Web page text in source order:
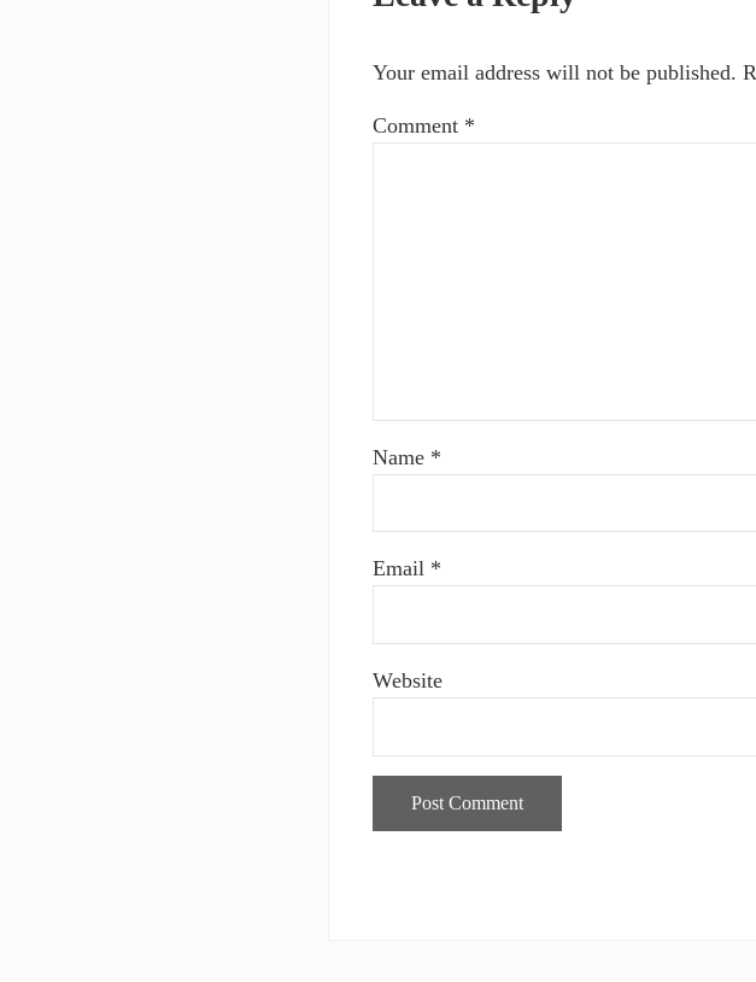
Your email address will not be published.
Comment *
Name *
Email *
Website